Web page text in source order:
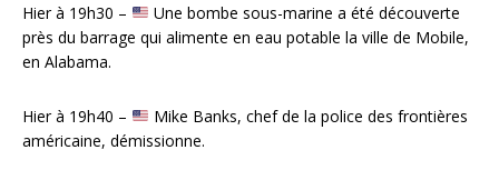
Hier à 19h30 –
Une bombe sous-marine a été découverte
près du barrage qui alimente en eau potable la ville de Mobile,
en Alabama.
Hier à 19h40 –
Mike Banks, chef de la police des frontières
américaine, démissionne.